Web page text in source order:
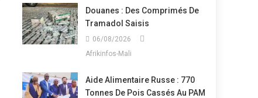
Douanes : Des Comprimés De
Tramadol Saisis
06/08/2026
Afrikinfos-Mali
Aide Alimentaire Russe : 770
Tonnes De Pois Cassés Au PAM